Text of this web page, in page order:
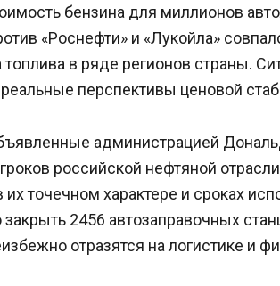
бензина для миллионов
«Роснефти» и «Лукойла»
в ряде регионов страны.
перспективы ценовой
администрацией
российской нефтяной
их точечном характере и сроках
2456 автозаправочных
отразятся на логистике и